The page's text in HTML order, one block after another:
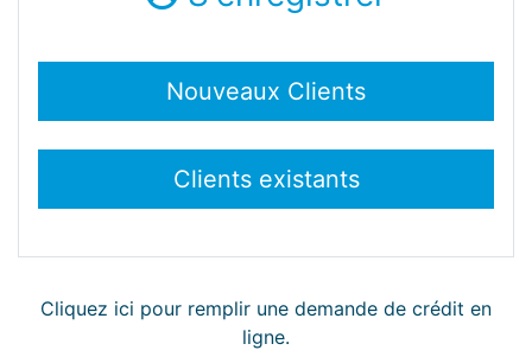
Cliquez ici pour remplir une demande de crédit en
ligne.